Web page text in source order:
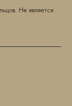
Не является